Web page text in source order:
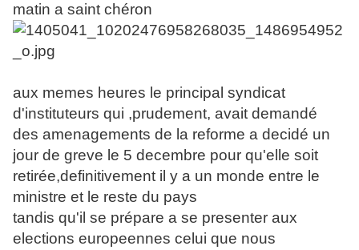
matin a saint chéron
aux memes heures le principal syndicat
d'instituteurs qui ,prudement, avait demandé
des amenagements de la reforme a decidé un
jour de greve le 5 decembre pour qu'elle soit
retirée,definitivement il y a un monde entre le
ministre et le reste du pays
tandis qu'il se prépare a se presenter aux
elections europeennes celui que nous